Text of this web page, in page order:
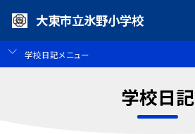
大東市立氷野小学校
学校日記メニュー
学校日記